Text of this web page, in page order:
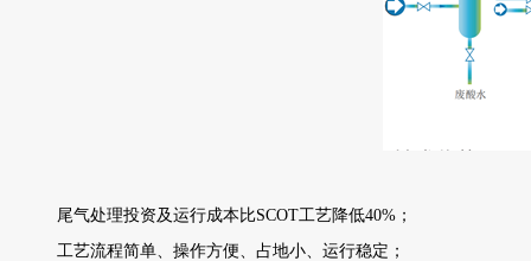
尾气处理投资及运行成本比SCOT工艺降低40%；
工艺流程简单、操作方便、占地小、运行稳定；